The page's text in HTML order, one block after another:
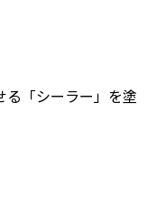
「シーラー」を塗